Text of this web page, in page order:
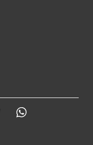
Telegram